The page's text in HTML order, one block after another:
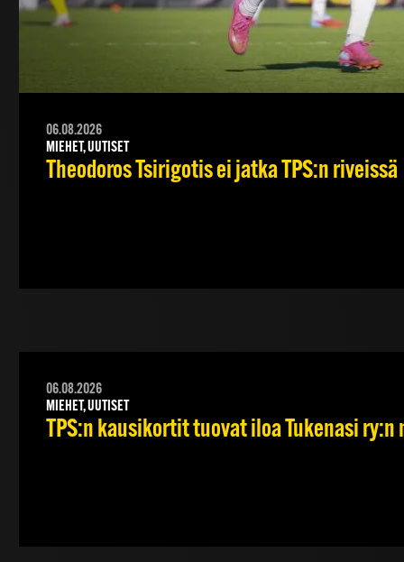
06.08.2026
MIEHET, UUTISET
Theodoros Tsirigotis ei jatka TPS:n riveissä
06.08.2026
MIEHET, UUTISET
TPS:n kausikortit tuovat iloa Tukenasi